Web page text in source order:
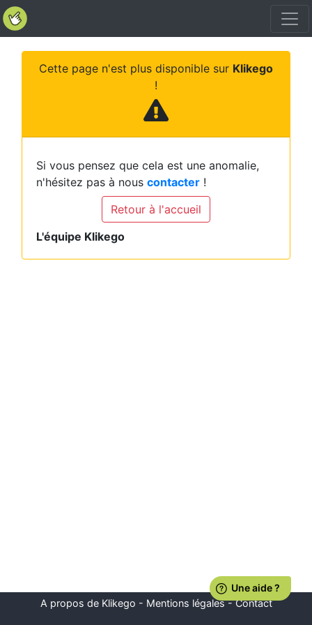
Cette page n'est plus disponible sur Klikego
!
Si vous pensez que cela est une anomalie,
n'hésitez pas à nous contacter !
Retour à l'accueil
L'équipe Klikego
A propos de Klikego - Mentions légales-Contact